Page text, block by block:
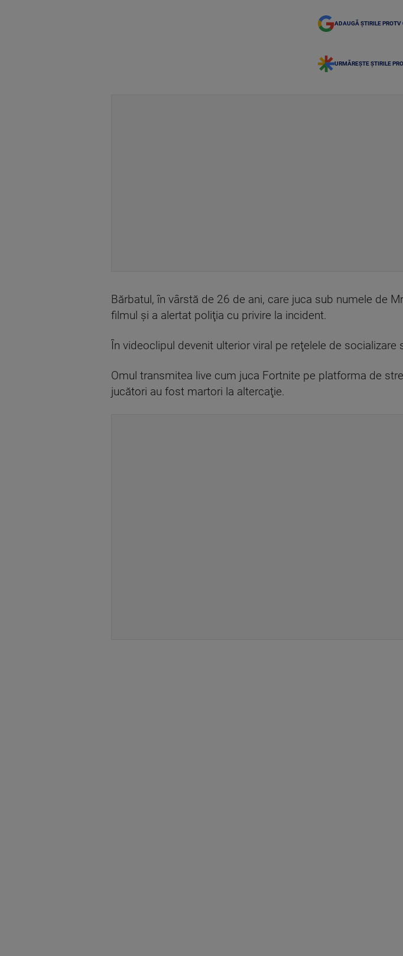
ADAUGĂ ȘTIRILE PROTV
URMĂREȘTE ȘTIRILE
Bărbatul, în vârstă de 26 de ani, care juca sub numele de
filmul şi a alertat poliţia cu privire la incident.
În videoclipul devenit ulterior viral pe reţelele de
Omul transmitea live cum juca Fortnite pe platforma de
jucători au fost martori la altercaţie.